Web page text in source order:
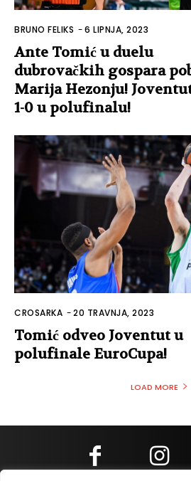
BRUNO FELIKS -6 LIPNJA, 2023
Ante Tomić u duelu
dubrovačkih gospara
Marija Hezonju!
1-0 u polufinalu!
CROSARKA -20 TRAVNJA, 2023
Tomić odveo Joventut u
polufinale EuroCupa!
LOAD MORE